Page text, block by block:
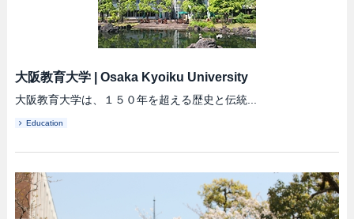
大阪教育大学| Osaka Kyoiku University
大阪教育大学は、１５０年を超える歴史と伝統...
Education